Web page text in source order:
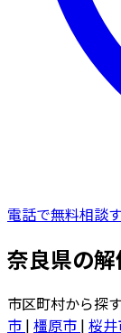
電話で無料相談
奈良県の
市区町村から探
市 | 橿原市 | 桜